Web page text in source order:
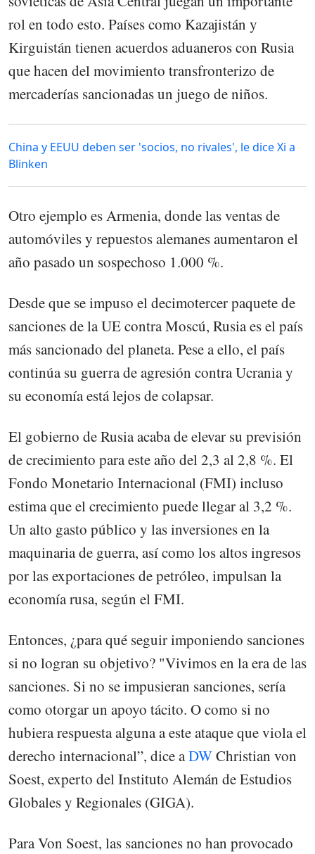
rol en todo esto. Países como Kazajistán y
Kirguistán tienen acuerdos aduaneros con Rusia
que hacen del movimiento transfronterizo de
mercaderías sancionadas un juego de niños.
China y EEUU deben ser 'socios, no rivales', le dice Xi a
Blinken
Otro ejemplo es Armenia, donde las ventas de
automóviles y repuestos alemanes aumentaron el
año pasado un sospechoso 1.000 %.
Desde que se impuso el decimotercer paquete de
sanciones de la UE contra Moscú, Rusia es el país
más sancionado del planeta. Pese a ello, el país
continúa su guerra de agresión contra Ucrania y
su economía está lejos de colapsar.
El gobierno de Rusia acaba de elevar su previsión
de crecimiento para este año del 2,3 al 2,8 %. El
Fondo Monetario Internacional (FMI) incluso
estima que el crecimiento puede llegar al 3,2 %.
Un alto gasto público y las inversiones en la
maquinaria de guerra, así como los altos ingresos
por las exportaciones de petróleo, impulsan la
economía rusa, según el FMI.
Entonces, ¿para qué seguir imponiendo sanciones
si no logran su objetivo? "Vivimos en la era de las
sanciones. Si no se impusieran sanciones, sería
como otorgar un apoyo tácito. O como si no
hubiera respuesta alguna a este ataque que viola el
derecho internacional”, dice aDWChristian von
Soest, experto del Instituto Alemán de Estudios
Globales y Regionales (GIGA).
Para Von Soest, las sanciones no han provocado